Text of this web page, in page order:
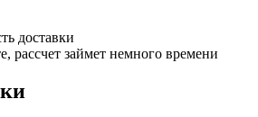
доставки
рассчет займет немного времени